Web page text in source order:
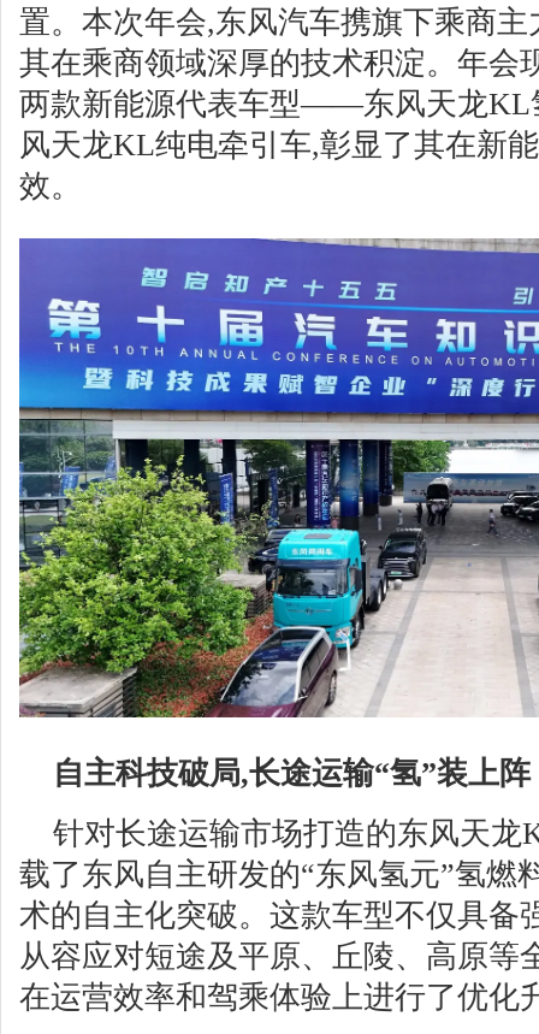
置。本次年会,东风汽车携旗下乘商
其在乘商领域深厚的技术积淀。年会
两款新能源代表车型——东风天龙KL
风天龙KL纯电牵引车,彰显了其在新
效。
自主科技破局,长途运输“氢”装上阵
针对长途运输市场打造的东风天龙
载了东风自主研发的“东风氢元”氢燃
术的自主化突破。这款车型不仅具备
从容应对短途及平原、丘陵、高原等
在运营效率和驾乘体验上进行了优化